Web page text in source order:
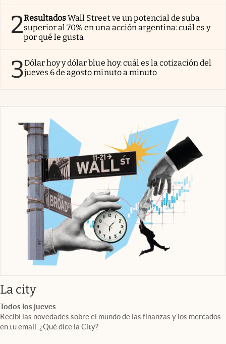
2ResultadosWall Street ve un potencial de suba
superior al 70% en una acción argentina: cuál es y
por qué le gusta
3Dólar hoy y dólar blue hoy: cuál es la cotización del
jueves 6 de agosto minuto a minuto
La cityabre en nueva pestaña
Todos los jueves
Recibí las novedades sobre el mundo de las finanzas y los mercados
en tu email. ¿Qué dice la City?